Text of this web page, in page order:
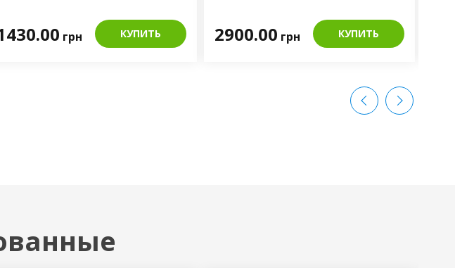
грн КУПИТЬ 2900.00 грн КУПИТЬ